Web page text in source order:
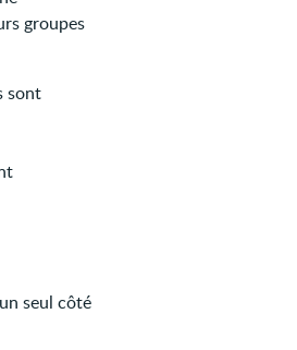
groupes
sont
seul côté